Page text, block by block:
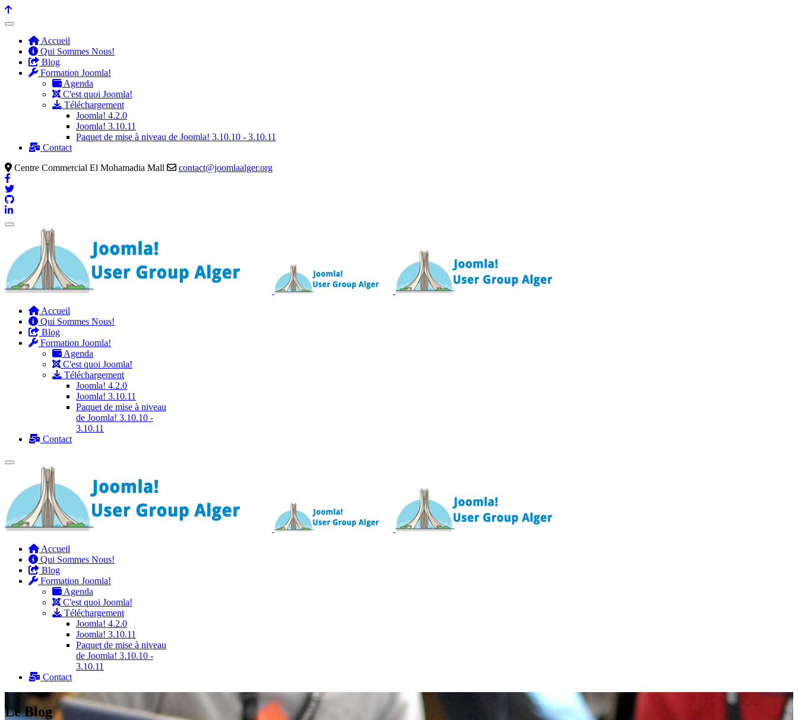
Accueil
Qui Sommes Nous!
Blog
Formation Joomla!
Agenda
C'est quoi Joomla!
Téléchargement
Joomla! 4.2.0
Joomla! 3.10.11
Paquet de mise à niveau de Joomla! 3.10.10 - 3.10.11
Contact
Centre Commercial El Mohamadia Mall
contact@joomlaalger.org
Accueil
Qui Sommes Nous!
Blog
Formation Joomla!
Agenda
C'est quoi Joomla!
Téléchargement
Joomla! 4.2.0
Joomla! 3.10.11
Paquet de mise à niveau
de Joomla! 3.10.10 -
3.10.11
Contact
Accueil
Qui Sommes Nous!
Blog
Formation Joomla!
Agenda
C'est quoi Joomla!
Téléchargement
Joomla! 4.2.0
Joomla! 3.10.11
Paquet de mise à niveau
de Joomla! 3.10.10 -
3.10.11
Contact
Le Blog
précédente
précédent
suivante
suivant